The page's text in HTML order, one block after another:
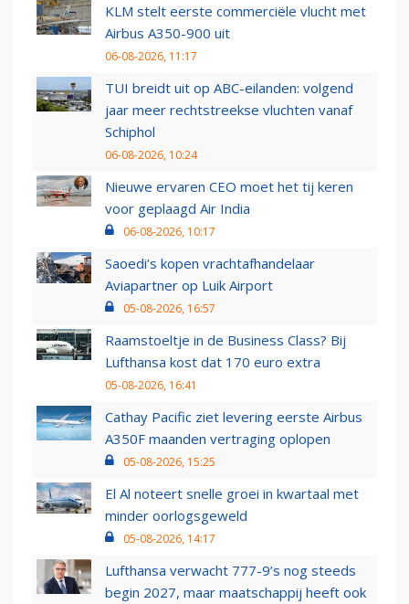
KLM stelt eerste commerciële vlucht met
Airbus A350-900 uit
06-08-2026, 11:17
TUI breidt uit op ABC-eilanden: volgend
jaar meer rechtstreekse vluchten vanaf
Schiphol
06-08-2026, 10:24
Nieuwe ervaren CEO moet het tij keren
voor geplaagd Air India
06-08-2026, 10:17
Saoedi’s kopen vrachtafhandelaar
Aviapartner op Luik Airport
05-08-2026, 16:57
Raamstoeltje in de Business Class? Bij
Lufthansa kost dat 170 euro extra
05-08-2026, 16:41
Cathay Pacific ziet levering eerste Airbus
A350F maanden vertraging oplopen
05-08-2026, 15:25
El Al noteert snelle groei in kwartaal met
minder oorlogsgeweld
05-08-2026, 14:17
Lufthansa verwacht 777-9’s nog steeds
begin 2027, maar maatschappij heeft ook